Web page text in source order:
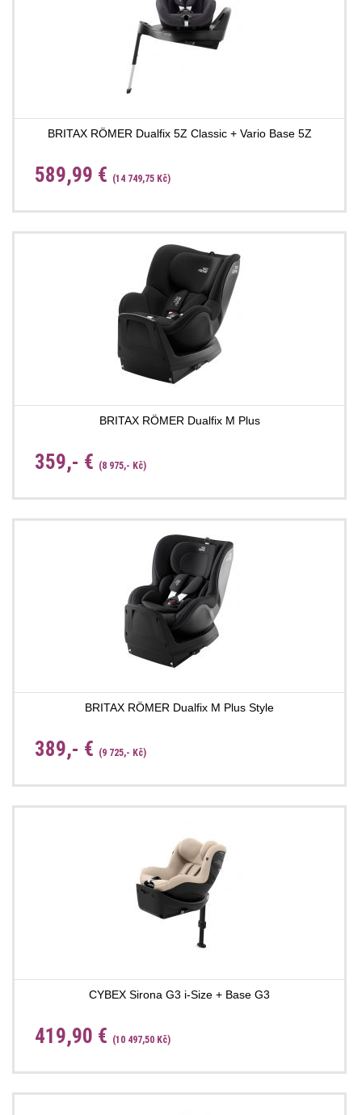
BRITAX RÖMER Dualfix 5Z Classic + Vario Base 5Z
589,99 € (14 749,75 Kč)
BRITAX RÖMER Dualfix M Plus
359,- € (8 975,- Kč)
BRITAX RÖMER Dualfix M Plus Style
389,- € (9 725,- Kč)
CYBEX Sirona G3 i-Size + Base G3
419,90 € (10 497,50 Kč)